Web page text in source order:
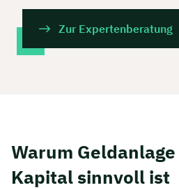
Zur Expertenberatung
Warum
Kapital sinnvoll ist